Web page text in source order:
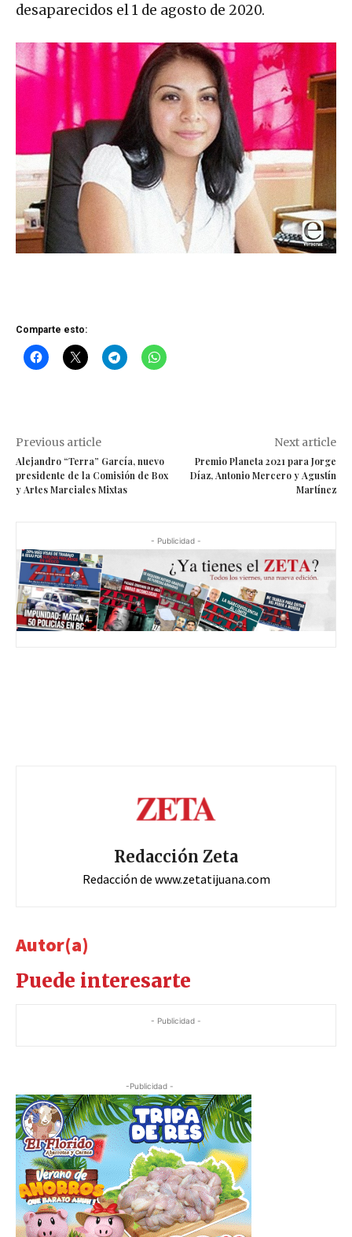
desaparecidos el 1 de agosto de 2020.
Comparte esto:
Previous article
Alejandro “Terra” García, nuevo
presidente de la Comisión de Box
y Artes Marciales Mixtas
Next article
Premio Planeta 2021 para Jorge
Díaz, Antonio Mercero y Agustín
Martínez
- Publicidad -
Redacción Zeta
Redacción de www.zetatijuana.com
Autor(a)
Puede interesarte
- Publicidad -
-Publicidad -